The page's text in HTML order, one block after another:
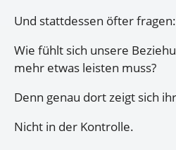
Und stattdessen öfter fragen:
Wie fühlt sich unsere
mehr etwas leisten muss?
Denn genau dort zeigt sich
Nicht in der Kontrolle.